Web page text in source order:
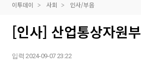
이투데이 사회 인사/부음
[인사] 산업통상자원부
입력 2024-09-07 23:22